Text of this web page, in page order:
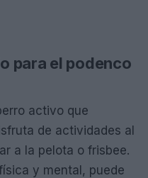
para el podenco
activo que
de actividades al
a la pelota o frisbee.
y mental, puede